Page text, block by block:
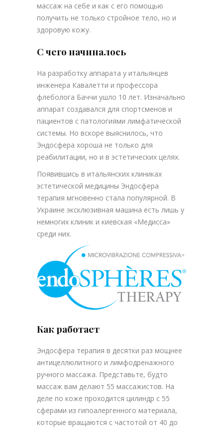
массаж на себе и как с его помощью
получить не только стройное тело, но и
здоровую кожу.
С чего начиналось
На разработку аппарата у итальянцев
инженера Кавалетти и профессора
флеболога Баччи ушло 10 лет. Изначально
аппарат создавался для спортсменов и
пациентов с патологиями лимфатической
системы. Но вскоре выяснилось, что
Эндосфера хороша не только для
реабилитации, но и в эстетических целях.
Появившись в итальянских клиниках
эстетической медицины Эндосфера
терапия мгновенно стала популярной. В
Украине эксклюзивная машина есть лишь у
немногих клиник и киевская «Медисса»
среди них.
Как работает
Эндосфера терапия в десятки раз мощнее
антицеллюлитного и лимфодренажного
ручного массажа. Представьте, будто
массаж вам делают 55 массажистов. На
деле по коже проходится цилиндр с 55
сферами из гипоалергенного материала,
которые вращаются с частотой от 40 до